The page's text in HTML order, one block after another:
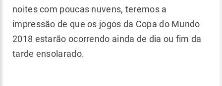
noites com poucas nuvens, teremos a
impressão de que os jogos da Copa do Mundo
2018 estarão ocorrendo ainda de dia ou fim da
tarde ensolarado.